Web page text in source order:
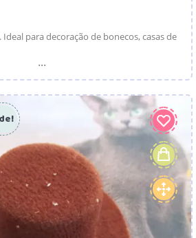
para decoração de bonecos, casas de
...